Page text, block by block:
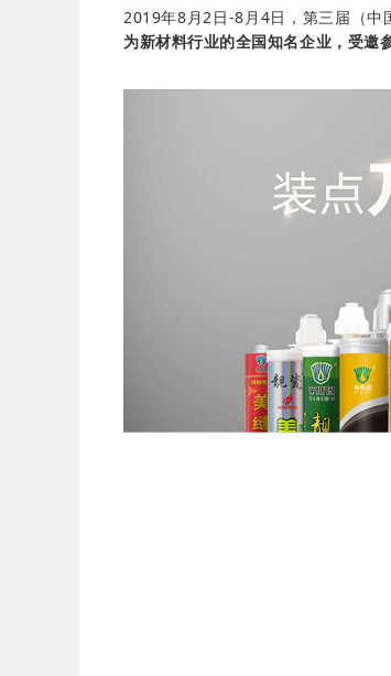
2019年8月2日-8月4日，第三届（中
为新材料行业的全国知名企业，受邀